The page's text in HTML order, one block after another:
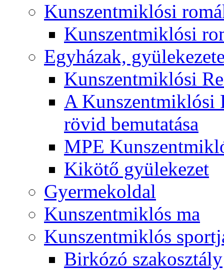
Kunszentmiklósi
Kunszentmiklósi
Egyházak,
Kunszentmiklósi
A Kunszentmiklósi
rövid bemutatása
MPE
Kikötő gyülekezet
Gyermekoldal
Kunszentmiklós ma
Kunszentmiklós
Birkózó szakosztály